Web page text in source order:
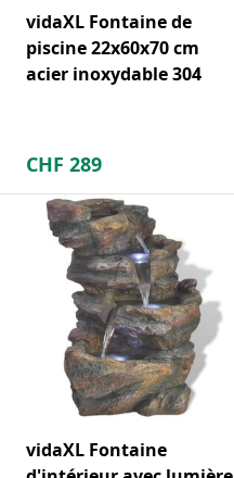
vidaXL Fontaine de
piscine 22x60x70 cm
acier inoxydable 304
CHF 289
vidaXL Fontaine